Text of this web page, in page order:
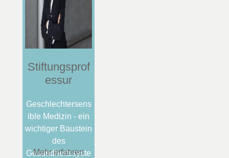
Stiftungsprof
essur
Geschlechtersens
ible Medizin - ein
wichtiger Baustein
des
Gesundheitssyste
Mehr erfahren